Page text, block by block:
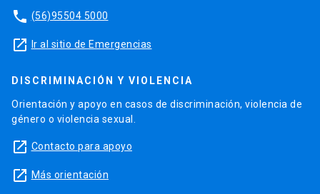
phone (56)95504 5000
launch Ir al sitio de Emergencias
DISCRIMINACIÓN Y VIOLENCIA
Orientación y apoyo en casos de discriminación, violencia de
género o violencia sexual.
launch Contacto para apoyo
launch Más orientación